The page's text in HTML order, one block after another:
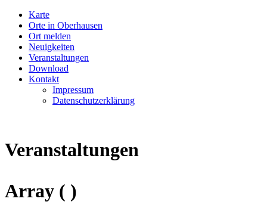
Karte
Orte in Oberhausen
Ort melden
Neuigkeiten
Veranstaltungen
Download
Kontakt
Impressum
Datenschutzerklärung
Veranstaltungen
Array ( )